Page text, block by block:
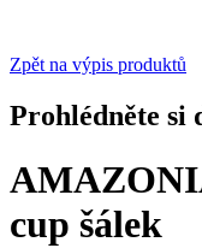
Zpět na výpis produktů
Prohlédněte si
cup šálek